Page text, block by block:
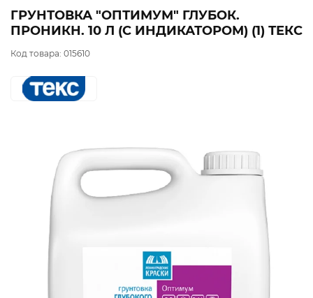
ГРУНТОВКА "ОПТИМУМ" ГЛУБОК.
ПРОНИКН. 10 Л (С ИНДИКАТОРОМ) (1) ТЕКС
Код товара: 015610